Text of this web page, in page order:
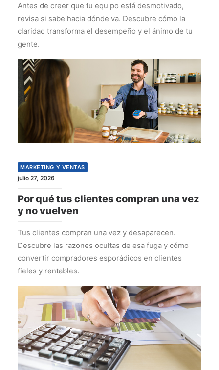
Antes de creer que tu equipo está desmotivado,
revisa si sabe hacia dónde va. Descubre cómo la
claridad transforma el desempeño y el ánimo de tu
gente.
MARKETING Y VENTAS
julio 27, 2026
Por qué tus clientes compran una vez
y no vuelven
Tus clientes compran una vez y desaparecen.
Descubre las razones ocultas de esa fuga y cómo
convertir compradores esporádicos en clientes
fieles y rentables.